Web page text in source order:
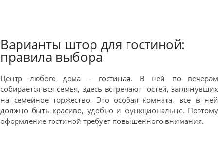
Варианты штор для гостиной:
правила выбора
Центр любого дома – гостиная. В ней по вечерам
собирается вся семья, здесь встречают гостей, заглянувших
на семейное торжество. Это особая комната, все в ней
должно быть красиво, удобно и функционально. Поэтому
оформление гостиной требует повышенного внимания.